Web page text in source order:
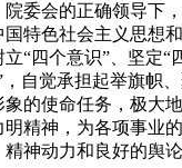
委会的正确领导下
特色社会主义思想
“四个意识”、坚定“
自觉承担起举旗帜
象的使命任务，极大
明精神，为各项事业
神动力和良好的舆